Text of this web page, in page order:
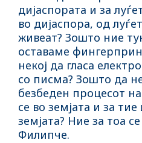
дијаспората и за
во дијаспора, од
живеат? Зошто ние
оставаме
некој да гласа
со писма? Зошто да
безбеден процесот
се во земјата и за
земјата? Ние за тоа
Филипче.